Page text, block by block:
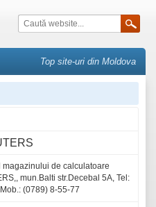
Top site-uri din Moldova
magazinului de calculatoare
mun.Balti str.Decebal 5A, Tel:
(0789) 8-55-77